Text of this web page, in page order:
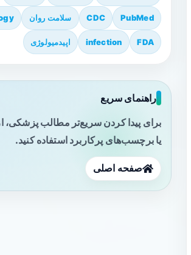
PubMed
CDC سلامت روان
FDA
infection اپیدمیولوژی
راهنمای سریع
برای پیدا کردن سریع‌تر مطالب پزشکی،
یا برچسب‌های پرکاربرد استفاده کنید.
صفحه اصلی